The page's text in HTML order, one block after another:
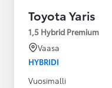
Toyota Yaris
1,5 Hybrid Premium
Vaasa
HYBRIDI
Vuosimalli